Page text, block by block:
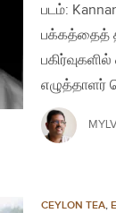
படம்:
பக்கத்தைத்
CEYLON TEA,